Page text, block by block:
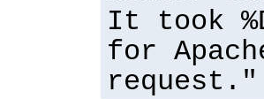
It took
for
request."